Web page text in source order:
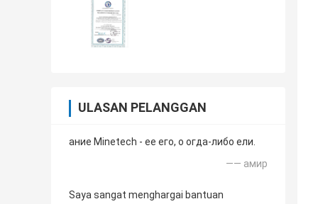
ULASAN PELANGGAN
ание Minetech - ее его, о огда-либо ели.
—— амир
Saya sangat menghargai bantuan